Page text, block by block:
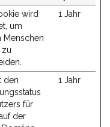
wird
um
Menschen
zu
1 Jahr
den
für
der
1 Jahr